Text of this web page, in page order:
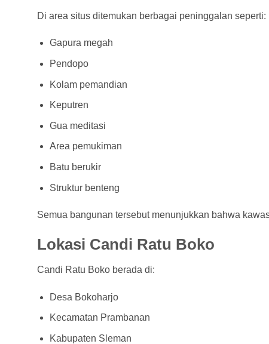
Di area situs ditemukan berbagai peninggalan seperti:
Gapura megah
Pendopo
Kolam pemandian
Keputren
Gua meditasi
Area pemukiman
Batu berukir
Struktur benteng
Semua bangunan tersebut menunjukkan bahwa
Lokasi Candi Ratu Boko
Candi Ratu Boko berada di:
Desa Bokoharjo
Kecamatan Prambanan
Kabupaten Sleman